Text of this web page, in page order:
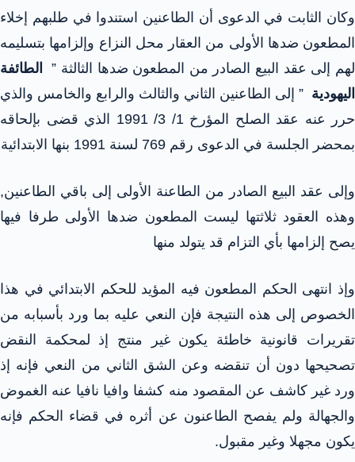
وكان الثابت في الدعوى أن الطاعنين استندوا في طلبهم إخلاء
المطعون ضدها الأولى من العقار محل النزاع وإلزامها بتسليمه
لهم إلى عقد البيع الصادر من المطعون ضدها الثالثة ”
الطائفة
اليهودية ” إلى الطاعنين الثاني والثالث والرابع والخامس والذي
حرر عنه عقد الصلح المؤرخ 1/ 3/ 1991 الذي قضى بإلحاقه
بمحضر الجلسة في الدعوى رقم 769 لسنة 1991 بنها الابتدائية
وإلى عقد البيع الصادر من الطاعنة الأولى إلى باقي الطاعنين,
وهذه العقود ثلاثتها ليست المطعون ضدها الأولى طرفا فيها
يصح إلزامها بأي التزام قد يتولد منها
وإذ انتهى الحكم المطعون فيه المؤيد للحكم الابتدائي في هذا
الخصوص إلى هذه النتيجة فإن النعي عليه بما ورد بأسبابه من
تقريرات قانونية خاطئة يكون غير منتج إذ لمحكمة النقض
تصحيحها دون أن تنقضه وعن الشق الثاني من النعي فإنه إذ
ورد غير كاشف عن المقصود منه كشفا وافيا نافيا عنه الغموض
والجهالة ولم يفصح الطاعنون عن أثره في قضاء الحكم فإنه
يكون مجهلا وغير مقبول.